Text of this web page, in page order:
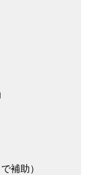
補助）